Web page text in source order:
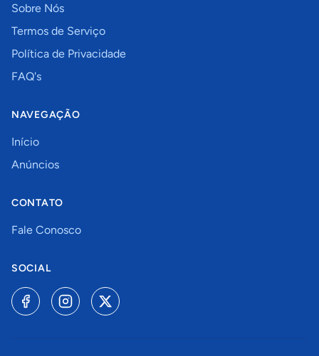
Sobre Nós
Termos de Serviço
Política de Privacidade
FAQ's
NAVEGAÇÃO
Início
Anúncios
CONTATO
Fale Conosco
SOCIAL